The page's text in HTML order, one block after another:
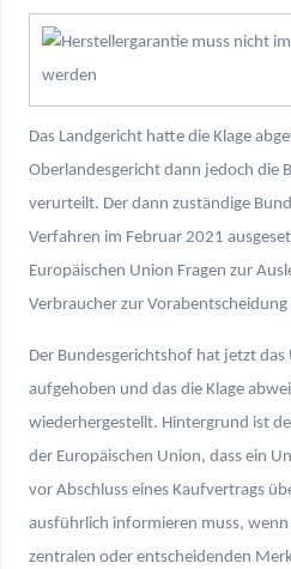
Das Landgericht hatte die Klage
Oberlandesgericht dann jedoch die
verurteilt. Der dann zuständige
Verfahren im Februar 2021
Europäischen Union Fragen zur
Verbraucher zur Vorabentscheidung
Der Bundesgerichtshof hat jetzt
aufgehoben und das die Klage
wiederhergestellt. Hintergrund ist
der Europäischen Union, dass ein
vor Abschluss eines Kaufvertrags
ausführlich informieren muss, wenn
zentralen oder entscheidenden